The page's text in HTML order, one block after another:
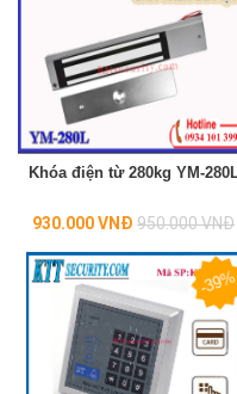
Khóa điện từ 280kg YM-
930.000 VNĐ Regular
950.000 VNĐ
-